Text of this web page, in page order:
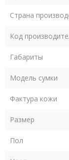
Страна
Код
Габариты
Модель сумки
Фактура кожи
Размер
Пол